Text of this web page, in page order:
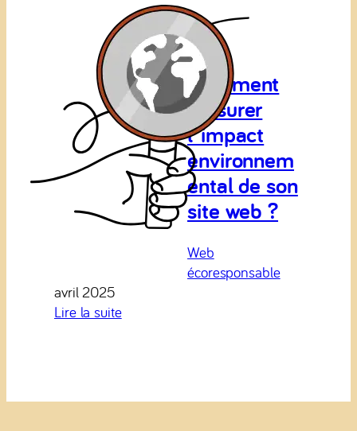
écoresponsable
de
son
site
web:
étapes
clés
Comment
mesurer
l’impact
environnem
ental de son
site web ?
Web
écoresponsable
avril 2025
Lire la suite: